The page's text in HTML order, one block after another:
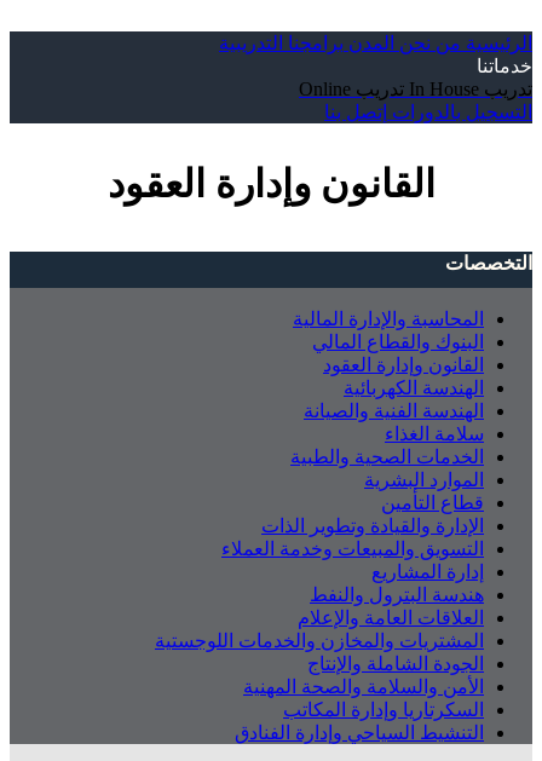
الرئيسية من نحن المدن برامجنا التدريبية
خدماتنا
تدريب In House
تدريب Online
التسجيل بالدورات إتصل بنا
القانون وإدارة العقود
التخصصات
المحاسبة والإدارة المالية
البنوك والقطاع المالي
القانون وإدارة العقود
الهندسة الكهربائية
الهندسة الفنية والصيانة
سلامة الغذاء
الخدمات الصحية والطبية
الموارد البشرية
قطاع التأمين
الإدارة والقيادة وتطوير الذات
التسويق والمبيعات وخدمة العملاء
إدارة المشاريع
هندسة البترول والنفط
العلاقات العامة والإعلام
المشتريات والمخازن والخدمات اللوجستية
الجودة الشاملة والإنتاج
الأمن والسلامة والصحة المهنية
السكرتاريا وإدارة المكاتب
التنشيط السياحي وإدارة الفنادق